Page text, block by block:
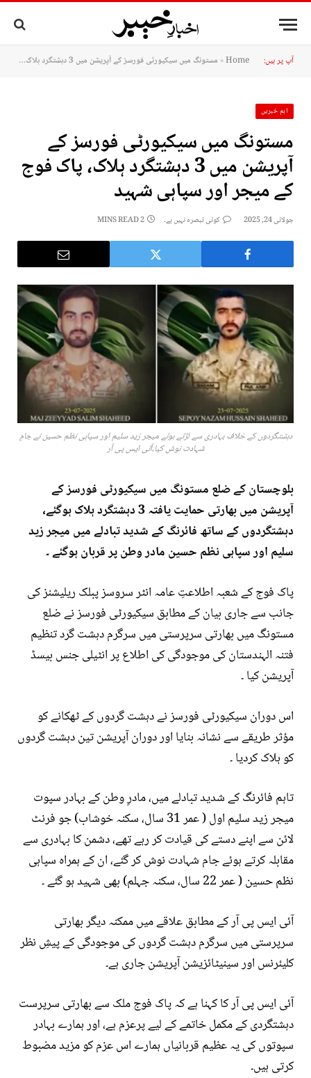
آپ پر ہیں: Home
» مستونگ میں سیکیورٹی فورسز کے آپریشن میں 3 دہشتگرد ہلاک، پاک فوج کے میجر اور سپاہی شہید
اہم خبریں
مستونگ میں سیکیورٹی فورسز کے
آپریشن میں 3 دہشتگرد ہلاک، پاک فوج
کے میجر اور سپاہی شہید
جولائی 24, 2025 کوئی تبصرہ نہیں ہے۔ 2 MINS READ
دہشتگردوں کے خلاف بہادری سے لڑتے ہوئے میجر زید سلیم اور سپاہی نظم حسین نے جامِ
شہادت نوش کیا،آئی ایس پی آر
بلوچستان کے ضلع مستونگ میں سیکیورٹی فورسز کے
آپریشن میں بھارتی حمایت یافتہ 3 دہشتگرد ہلاک ہوگئے،
دہشتگردوں کے ساتھ فائرنگ کے شدید تبادلے میں میجر زید
سلیم اور سپاہی نظم حسین مادر وطن پر قربان ہوگئے ۔
پاک فوج کے شعبہ اطلاعتِ عامہ انٹر سروسز پبلک ریلیشنز کی
جانب سے جاری بیان کے مطابق سیکیورٹی فورسز نے ضلع
مستونگ میں بھارتی سرپرستی میں سرگرم دہشت گرد تنظیم
فتنہ الہندستان کی موجودگی کی اطلاع پر انٹیلی جنس بیسڈ
آپریشن کیا ۔
اس دوران سیکیورٹی فورسز نے دہشت گردوں کے ٹھکانے کو
مؤثر طریقے سے نشانہ بنایا اور دوران آپریشن تین دہشت گردوں
کو ہلاک کردیا ۔
تاہم فائرنگ کے شدید تبادلے میں، مادرِ وطن کے بہادر سپوت
میجر زید سلیم اول ( عمر 31 سال، سکنہ خوشاب) جو فرنٹ
لائن سے اپنے دستے کی قیادت کر رہے تھے، دشمن کا بہادری سے
مقابلہ کرتے ہوئے جام شہادت نوش کر گئے، ان کے ہمراہ سپاہی
نظم حسین ( عمر 22 سال، سکنہ جہلم) بھی شہید ہو گئے ۔
آئی ایس پی آر کے مطابق علاقے میں ممکنہ دیگر بھارتی
سرپرستی میں سرگرم دہشت گردوں کی موجودگی کے پیشِ نظر
کلیئرنس اور سینیٹائزیشن آپریشن جاری ہے۔
آئی ایس پی آر کا کہنا ہے کہ پاک فوج ملک سے بھارتی سرپرست
دہشتگردی کے مکمل خاتمے کے لیے پرعزم ہے، اور ہمارے بہادر
سپوتوں کی یہ عظیم قربانیاں ہمارے اس عزم کو مزید مضبوط
کرتی ہیں۔